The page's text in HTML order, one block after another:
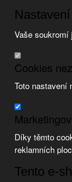
Vaše
Cookies
Toto nastavení
Díky těmto
reklamních
Tento e-
Přeskočit na hlavní
Obchodní
Registrace
Zvolte měnu:
Přihlásit uživatele